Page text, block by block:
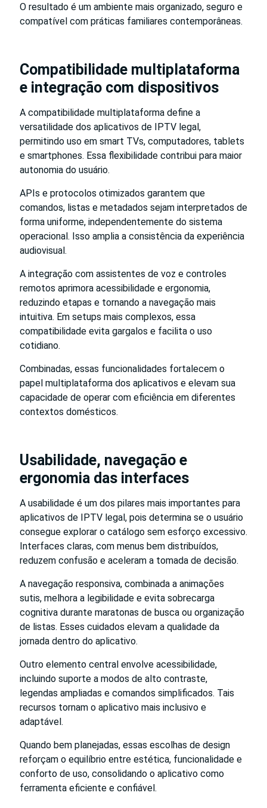
O resultado é um ambiente mais organizado, seguro e
compatível com práticas familiares contemporâneas.
Compatibilidade multiplataforma
e integração com dispositivos
A compatibilidade multiplataforma define a
versatilidade dos aplicativos de IPTV legal,
permitindo uso em smart TVs, computadores, tablets
e smartphones. Essa flexibilidade contribui para maior
autonomia do usuário.
APIs e protocolos otimizados garantem que
comandos, listas e metadados sejam interpretados de
forma uniforme, independentemente do sistema
operacional. Isso amplia a consistência da experiência
audiovisual.
A integração com assistentes de voz e controles
remotos aprimora acessibilidade e ergonomia,
reduzindo etapas e tornando a navegação mais
intuitiva. Em setups mais complexos, essa
compatibilidade evita gargalos e facilita o uso
cotidiano.
Combinadas, essas funcionalidades fortalecem o
papel multiplataforma dos aplicativos e elevam sua
capacidade de operar com eficiência em diferentes
contextos domésticos.
Usabilidade, navegação e
ergonomia das interfaces
A usabilidade é um dos pilares mais importantes para
aplicativos de IPTV legal, pois determina se o usuário
consegue explorar o catálogo sem esforço excessivo.
Interfaces claras, com menus bem distribuídos,
reduzem confusão e aceleram a tomada de decisão.
A navegação responsiva, combinada a animações
sutis, melhora a legibilidade e evita sobrecarga
cognitiva durante maratonas de busca ou organização
de listas. Esses cuidados elevam a qualidade da
jornada dentro do aplicativo.
Outro elemento central envolve acessibilidade,
incluindo suporte a modos de alto contraste,
legendas ampliadas e comandos simplificados. Tais
recursos tornam o aplicativo mais inclusivo e
adaptável.
Quando bem planejadas, essas escolhas de design
reforçam o equilíbrio entre estética, funcionalidade e
conforto de uso, consolidando o aplicativo como
ferramenta eficiente e confiável.